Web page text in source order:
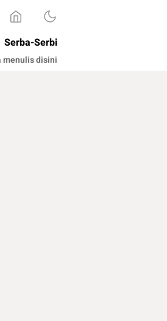
Serba-Serbi
menulis disini